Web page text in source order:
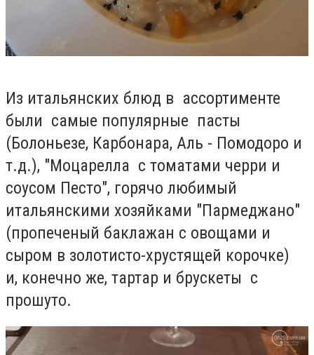
Из итальянских блюд в ассортименте
были самые популярные пасты
(Болоньезе, Карбонара, Аль - Помодоро и
т.д.), "Моцарелла с томатами черри и
соусом Песто", горячо любимый
итальянскими хозяйками "Пармеджано"
(пропеченый баклажан с овощами и
сыром в золотисто-хрустящей корочке)
и, конечно же, тартар и брускеты с
прошуто.